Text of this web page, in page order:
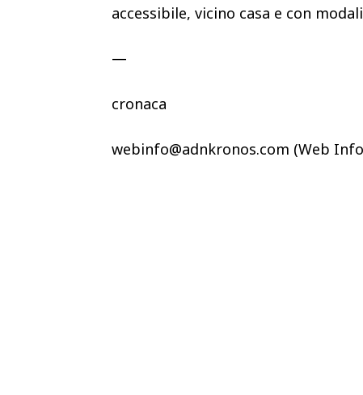
accessibile, vicino casa e con
—
cronaca
webinfo@adnkronos.com (Web